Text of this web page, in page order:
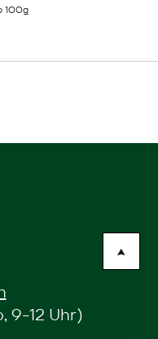
100g
9-12 Uhr)